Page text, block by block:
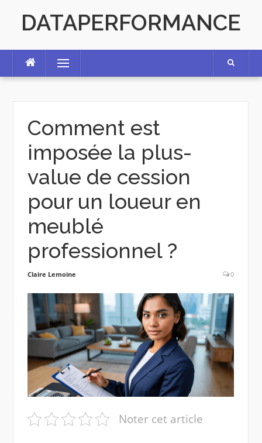
contentDATAPERFORMANCE
Menu
Comment est
imposée la plus-
value de cession
pour un loueur en
meublé
professionnel ?
Claire Lemoine 0
Noter cet article